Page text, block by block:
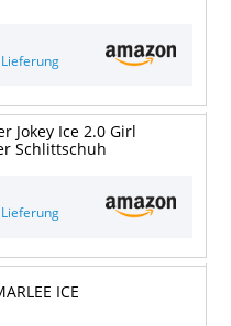
Jokey Ice 2.0 Girl
Schlittschuh
ICE